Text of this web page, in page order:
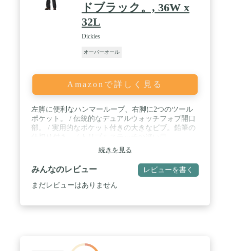
ドブラック。, 36W x
32L
Dickies
オーバーオール
Amazonで詳しく見る
左脚に便利なハンマーループ、右脚に2つのツール
ポケット。 / 伝統的なデュアルウォッチフォブ開口
部。 / 実用的なポケット付きの大きなビブ。鉛筆の
続きを見る
みんなのレビュー レビューを書く
まだレビューはありません